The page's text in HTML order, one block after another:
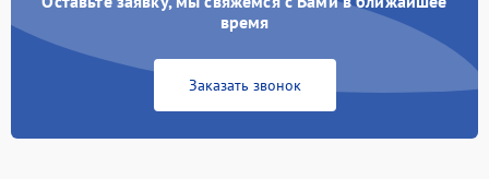
время
Заказать звонок